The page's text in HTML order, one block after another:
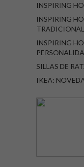
INSPIRING
INSPIRING
TRADICIONAL
INSPIRING
SILLAS DE
IKEA: